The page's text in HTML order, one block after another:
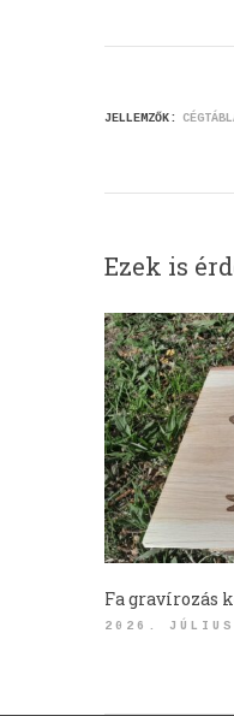
JELLEMZŐK:
Ezek is
Fa gravírozás
2026.